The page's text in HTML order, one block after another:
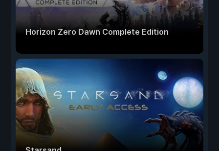
Horizon Zero Dawn Complete Edition